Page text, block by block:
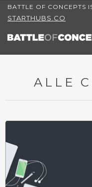
BATTLE OF CONCEPTS
STARTHUBS.CO
ALLE